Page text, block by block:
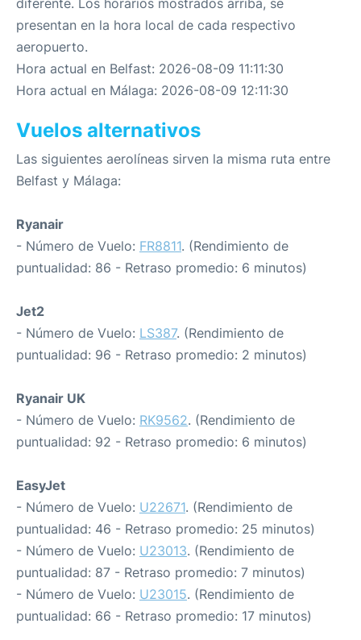
diferente. Los horarios mostrados arriba, se
presentan en la hora local de cada respectivo
aeropuerto.
Hora actual en Belfast: 2026-08-09 11:11:30
Hora actual en Málaga: 2026-08-09 12:11:30
Vuelos alternativos
Las siguientes aerolíneas sirven la misma ruta entre
Belfast y Málaga:
Ryanair
- Número de Vuelo: FR8811. (Rendimiento de
puntualidad: 86 - Retraso promedio: 6 minutos)
Jet2
- Número de Vuelo: LS387. (Rendimiento de
puntualidad: 96 - Retraso promedio: 2 minutos)
Ryanair UK
- Número de Vuelo: RK9562. (Rendimiento de
puntualidad: 92 - Retraso promedio: 6 minutos)
EasyJet
- Número de Vuelo: U22671. (Rendimiento de
puntualidad: 46 - Retraso promedio: 25 minutos)
- Número de Vuelo: U23013. (Rendimiento de
puntualidad: 87 - Retraso promedio: 7 minutos)
- Número de Vuelo: U23015. (Rendimiento de
puntualidad: 66 - Retraso promedio: 17 minutos)